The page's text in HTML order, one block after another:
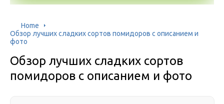
Home
Обзор лучших сладких сортов помидоров с описанием и
фото
Обзор лучших сладких сортов
помидоров с описанием и фото